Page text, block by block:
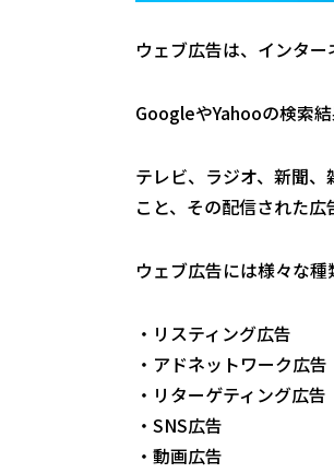
ウェブ広告は、インター
GoogleやYahooの検索
テレビ、ラジオ、新聞
こと、その配信された
ウェブ広告には様々な種
・リスティング広告
・アドネットワーク広告
・リターゲティング広告
・SNS広告
・動画広告